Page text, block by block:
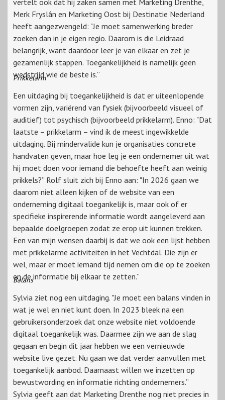
vertelt ook dat hij zaken samen met Marketing Drenthe,
Merk Fryslân en Marketing Oost bij Destinatie Nederland
heeft aangezwengeld: "Je moet samenwerking breder
zoeken dan in je eigen regio. Daarom is die Leidraad
belangrijk, want daardoor leer je van elkaar en zet je
gezamenlijk stappen. Toegankelijkheid is namelijk geen
wedstrijd wie de beste is.”
Prikkelarm
Een uitdaging bij toegankelijkheid is dat er uiteenlopende
vormen zijn, variërend van fysiek (bijvoorbeeld visueel of
auditief) tot psychisch (bijvoorbeeld prikkelarm). Enno: "Dat
laatste – prikkelarm – vind ik de meest ingewikkelde
uitdaging. Bij mindervalide kun je organisaties concrete
handvaten geven, maar hoe leg je een ondernemer uit wat
hij moet doen voor iemand die behoefte heeft aan weinig
prikkels?” Rolf sluit zich bij Enno aan: "In 2026 gaan we
daarom niet alleen kijken of de website van een
onderneming digitaal toegankelijk is, maar ook of er
specifieke inspirerende informatie wordt aangeleverd aan
bepaalde doelgroepen zodat ze erop uit kunnen trekken.
Een van mijn wensen daarbij is dat we ook een lijst hebben
met prikkelarme activiteiten in het Vechtdal. Die zijn er
wel, maar er moet iemand tijd nemen om die op te zoeken
en de informatie bij elkaar te zetten.”
Balans
Sylvia ziet nog een uitdaging. "Je moet een balans vinden in
wat je wel en niet kunt doen. In 2023 bleek na een
gebruikersonderzoek dat onze website niet voldoende
digitaal toegankelijk was. Daarmee zijn we aan de slag
gegaan en begin dit jaar hebben we een vernieuwde
website live gezet. Nu gaan we dat verder aanvullen met
toegankelijk aanbod. Daarnaast willen we inzetten op
bewustwording en informatie richting ondernemers.”
Sylvia geeft aan dat Marketing Drenthe nog niet precies in